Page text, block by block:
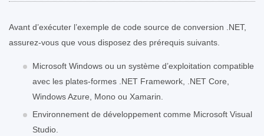
Avant d’exécuter l’exemple de code source de conversion .NET,
assurez-vous que vous disposez des prérequis suivants.
Microsoft Windows ou un système d’exploitation compatible
avec les plates-formes .NET Framework, .NET Core,
Windows Azure, Mono ou Xamarin.
Environnement de développement comme Microsoft Visual
Studio.